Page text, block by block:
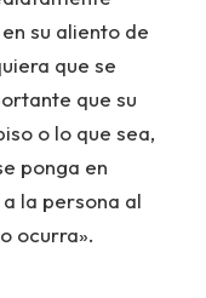
su aliento de
que se
que su
o lo que sea,
ponga en
la persona al
ocurra».